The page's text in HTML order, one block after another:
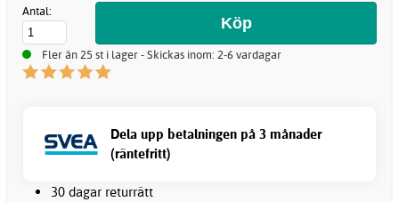
Antal:
Fler än 25 st i lager - Skickas inom: 2-6 vardagar
Dela upp betalningen på 3 månader
(räntefritt)
30 dagar returrätt